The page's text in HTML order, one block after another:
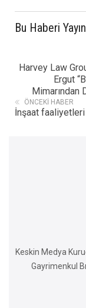
Bu Haberi
Harvey Law
Ergut
Mimarından
ÖNCEKI HABER
İnşaat
Keskin Medya
Gayrimenkul